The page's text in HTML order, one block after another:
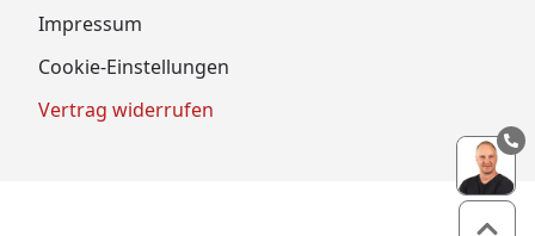
Impressum
Cookie-Einstellungen
Vertrag widerrufen